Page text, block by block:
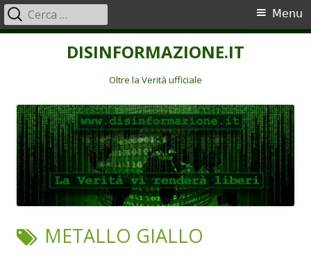
DISINFORMAZIONE.IT
Oltre la Verità ufficiale
Menu
principale
Menu
Ricerca
per:
TAG:
METALLO GIALLO